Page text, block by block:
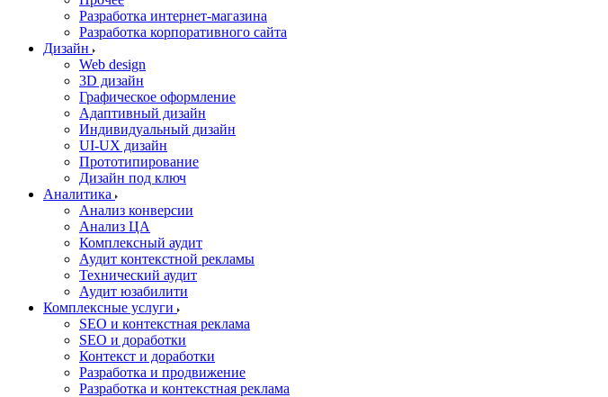
Разработка интернет-магазина
Разработка корпоративного сайта
Дизайн
Web design
3D дизайн
Графическое оформление
Адаптивный дизайн
Индивидуальный дизайн
UI‑UX дизайн
Прототипирование
Дизайн под ключ
Аналитика
Анализ конверсии
Анализ ЦА
Комплексный аудит
Аудит контекстной рекламы
Технический аудит
Аудит юзабилити
Комплексные услуги
SEO и контекстная реклама
SEO и доработки
Контекст и доработки
Разработка и продвижение
Разработка и контекстная реклама